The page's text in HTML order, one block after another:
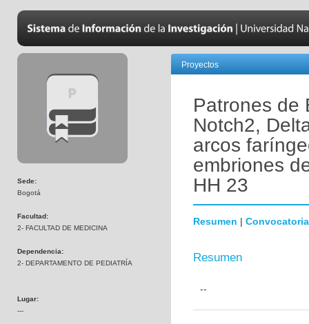
Sede:
Bogotá
Facultad:
2- FACULTAD DE MEDICINA
Dependencia:
2- DEPARTAMENTO DE PEDIATRÍA
Lugar:
---
Proyectos
Patrones de
Notch2,
arcos
embriones
HH 23
Resumen | Convocatoria
Resumen
--